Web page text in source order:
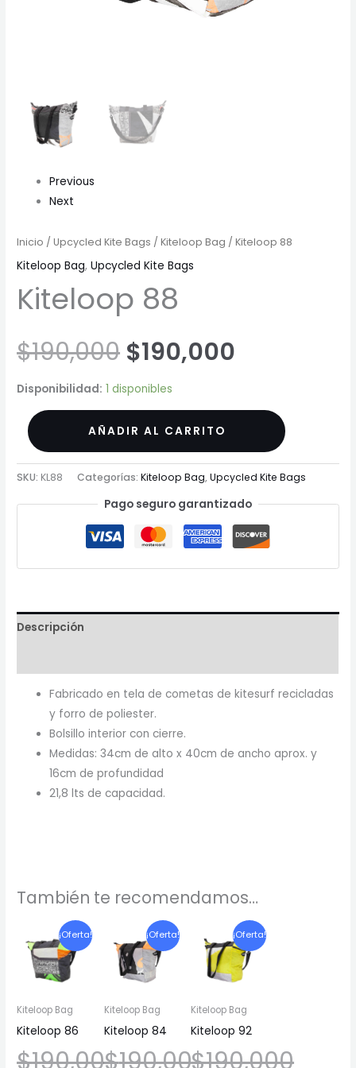
Previous
Next
Inicio /Upcycled Kite Bags /Kiteloop Bag / Kiteloop 88
Kiteloop Bag,Upcycled Kite Bags
Kiteloop 88
$190,000 $190,000
Disponibilidad: 1 disponibles
AÑADIR AL CARRITO
SKU: KL88 Categorías:Kiteloop Bag,Upcycled Kite Bags
Pago seguro garantizado
Descripción
Fabricado en tela de cometas de kitesurf recicladas
y forro de poliester.
Bolsillo interior con cierre.
Medidas: 34cm de alto x 40cm de ancho aprox. y
16cm de profundidad
21,8 lts de capacidad.
También te recomendamos…
¡Oferta!
Kiteloop Bag
Kiteloop 86
El
precio
original
era:
El
precio
actual
es:
¡Oferta!
Kiteloop Bag
Kiteloop 84
El
precio
original
era:
El
precio
actual
es:
¡Oferta!
Kiteloop Bag
Kiteloop 92
El
precio
original
era:
El
precio
actual
es: